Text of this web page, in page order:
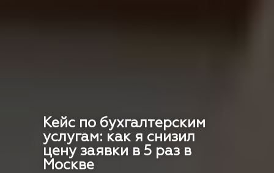
Кейс по бухгалтерским
услугам: как я снизил
цену заявки в 5 раз в
Москве